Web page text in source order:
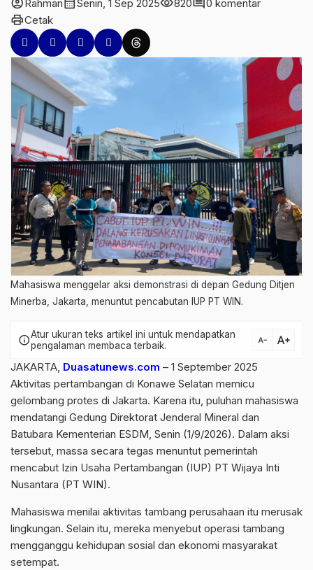
Rahman Senin, 1 Sep 2025 820 0 komentar
printCetak
Mahasiswa menggelar aksi demonstrasi di depan Gedung Ditjen
Minerba, Jakarta, menuntut pencabutan IUP PT WIN.
infoAtur ukuran teks artikel ini untuk mendapatkan
pengalaman membaca terbaik.
text_decrease text_increase
JAKARTA, Duasatunews.com – 1 September 2025
Aktivitas pertambangan di Konawe Selatan memicu
gelombang protes di Jakarta. Karena itu, puluhan mahasiswa
mendatangi Gedung Direktorat Jenderal Mineral dan
Batubara Kementerian ESDM, Senin (1/9/2026). Dalam aksi
tersebut, massa secara tegas menuntut pemerintah
mencabut Izin Usaha Pertambangan (IUP) PT Wijaya Inti
Nusantara (PT WIN).
Mahasiswa menilai aktivitas tambang perusahaan itu merusak
lingkungan. Selain itu, mereka menyebut operasi tambang
mengganggu kehidupan sosial dan ekonomi masyarakat
setempat.